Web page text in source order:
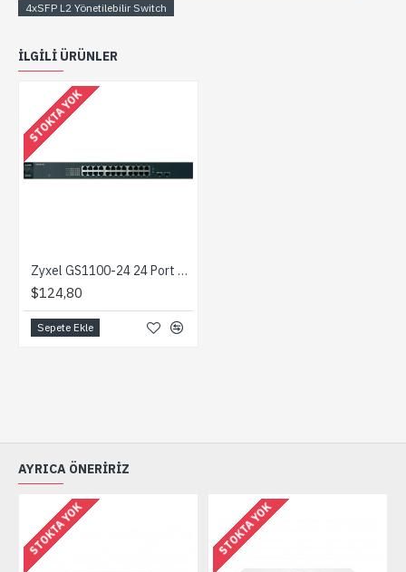
4xSFP L2 Yönetilebilir Switch
ILGILI ÜRÜNLER
STOKTA YOK
Zyxel GS1100-24 24 Port Gigabit + 2xSFP Port Unmanaged Switch
$124,80
Sepete Ekle
AYRICA ÖNERIRIZ
STOKTA YOK STOKTA YOK